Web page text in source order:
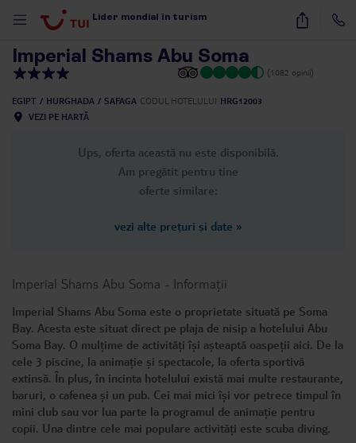
Lider mondial în turism 26
Imperial Shams Abu Soma
(1082 opinii)
EGIPT HURGHADA SAFAGA CODUL HOTELULUI HRG12003
VEZI PE HARTĂ
Ups, oferta această nu este disponibilă.
Am pregătit pentru tine
oferte similare:
vezi alte prețuri și date »
Imperial Shams Abu Soma - Informații
Imperial Shams Abu Soma este o proprietate situată pe Soma
Bay. Acesta este situat direct pe plaja de nisip a hotelului Abu
Soma Bay. O mulțime de activități își așteaptă oaspeții aici. De la
cele 3 piscine, la animație și spectacole, la oferta sportivă
extinsă. În plus, în incinta hotelului există mai multe restaurante,
baruri, o cafenea și un pub. Cei mai mici își vor petrece timpul în
mini club sau vor lua parte la programul de animație pentru
copii. Una dintre cele mai populare activități este scuba diving.